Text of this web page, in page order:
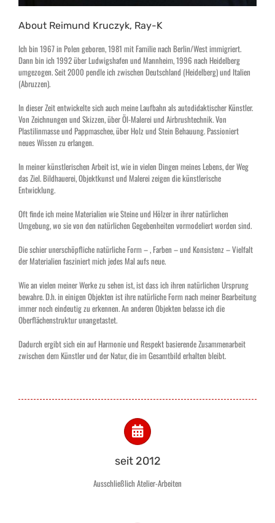
About Reimund Kruczyk, Ray-K
Ich bin 1967 in Polen geboren, 1981 mit Familie nach Berlin/West immigriert.
Dann bin ich 1992 über Ludwigshafen und Mannheim, 1996 nach Heidelberg
umgezogen. Seit 2000 pendle ich zwischen Deutschland (Heidelberg) und Italien
(Abruzzen).
In dieser Zeit entwickelte sich auch meine Laufbahn als autodidaktischer Künstler.
Von Zeichnungen und Skizzen, über Öl-Malerei und Airbrushtechnik. Von
Plastilinmasse und Pappmaschee, über Holz und Stein Behauung. Passioniert
neues Wissen zu erlangen.
In meiner künstlerischen Arbeit ist, wie in vielen Dingen meines Lebens, der Weg
das Ziel. Bildhauerei, Objektkunst und Malerei zeigen die künstlerische
Entwicklung.
Oft finde ich meine Materialien wie Steine und Hölzer in ihrer natürlichen
Umgebung, wo sie von den natürlichen Gegebenheiten vormodeliert worden sind.
Die schier unerschöpfliche natürliche Form – , Farben – und Konsistenz – Vielfalt
der Materialien fasziniert mich jedes Mal aufs neue.
Wie an vielen meiner Werke zu sehen ist, ist dass ich ihren natürlichen Ursprung
bewahre. D.h. in einigen Objekten ist ihre natürliche Form nach meiner Bearbeitung
immer noch eindeutig zu erkennen. An anderen Objekten belasse ich die
Oberflächenstruktur unangetastet.
Dadurch ergibt sich ein auf Harmonie und Respekt basierende Zusammenarbeit
zwischen dem Künstler und der Natur, die im Gesamtbild erhalten bleibt.
seit 2012
Ausschließlich Atelier-Arbeiten